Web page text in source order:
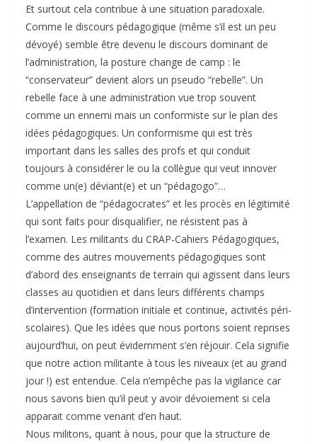
Et surtout cela contribue à une situation paradoxale.
Comme le discours pédagogique (même s’il est un peu
dévoyé) semble être devenu le discours dominant de
l’administration, la posture change de camp : le
“conservateur” devient alors un pseudo “rebelle”. Un
rebelle face à une administration vue trop souvent
comme un ennemi mais un conformiste sur le plan des
idées pédagogiques. Un conformisme qui est très
important dans les salles des profs et qui conduit
toujours à considérer le ou la collègue qui veut innover
comme un(e) déviant(e) et un “pédagogo”…
L’appellation de “pédagocrates” et les procès en légitimité
qui sont faits pour disqualifier, ne résistent pas à
l’examen. Les militants du CRAP-Cahiers Pédagogiques,
comme des autres mouvements pédagogiques sont
d’abord des enseignants de terrain qui agissent dans leurs
classes au quotidien et dans leurs différents champs
d’intervention (formation initiale et continue, activités péri-
scolaires). Que les idées que nous portons soient reprises
aujourd’hui, on peut évidemment s’en réjouir. Cela signifie
que notre action militante à tous les niveaux (et au grand
jour !) est entendue. Cela n’empêche pas la vigilance car
nous savons bien qu’il peut y avoir dévoiement si cela
apparait comme venant d’en haut.
Nous militons, quant à nous, pour que la structure de